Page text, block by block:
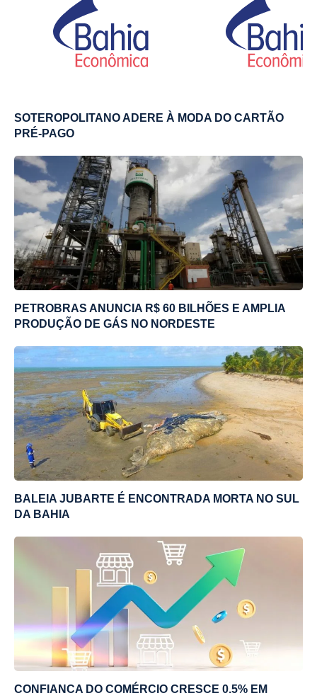
SOTEROPOLITANO ADERE À MODA DO CARTÃO
PRÉ-PAGO
PETROBRAS ANUNCIA R$ 60 BILHÕES E AMPLIA
PRODUÇÃO DE GÁS NO NORDESTE
BALEIA JUBARTE É ENCONTRADA MORTA NO SUL
DA BAHIA
CONFIANÇA DO COMÉRCIO CRESCE 0,5% EM